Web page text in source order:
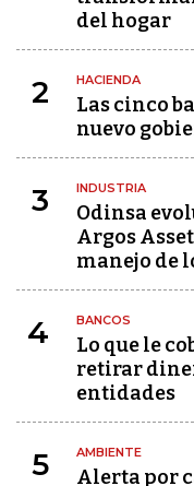
del hogar
2 HACIENDA
Las cinco
nuevo
3 INDUSTRIA
Odinsa
Argos
manejo de
4 BANCOS
Lo que le
retirar
entidades
5 AMBIENTE
Alerta por